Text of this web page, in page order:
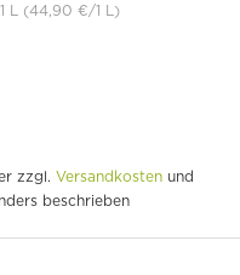
L (44,90 €/1 L)
zzgl. Versandkosten und
beschrieben